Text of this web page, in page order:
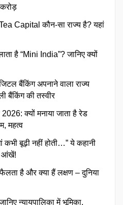
Capital कौन-सा राज्य है? यहां
है “Mini India”? जानिए क्यों
बैंकिंग अपनाने वाला राज्य
बैंकिंग की तस्वीर
क्यों मनाया जाता है रेड
महत्व
बूढ़ी नहीं होती…” ये कहानी
आंखें!
है और क्या हैं लक्षण – दुनिया
न्यायपालिका में भूमिका,